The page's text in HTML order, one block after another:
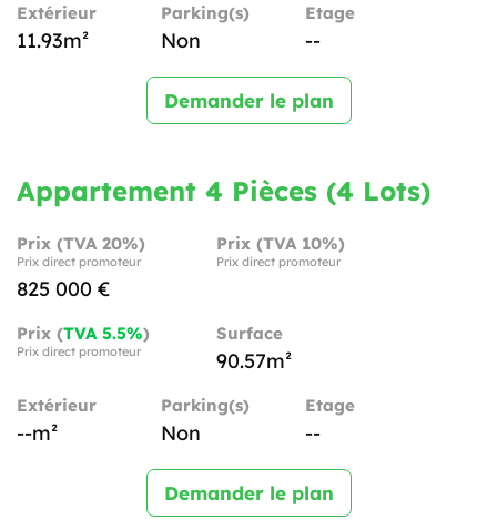
Extérieur
11.93m²
Parking(s)
Non
Etage
--
Demander le plan
Appartement 4 Pièces (4 Lots)
Prix (TVA 20%)
Prix direct promoteur
825 000 €
Prix (TVA 10%)
Prix direct promoteur
Prix (TVA 5.5%)
Prix direct promoteur
Surface
90.57m²
Extérieur
--m²
Parking(s)
Non
Etage
--
Demander le plan